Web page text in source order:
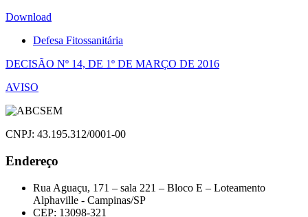
Download
Defesa Fitossanitária
Navegação
de
Post
DECISÃO Nº 14, DE 1º DE MARÇO DE 2016
AVISO
CNPJ: 43.195.312/0001-00
Endereço
Rua Aguaçu, 171 – sala 221 – Bloco E – Loteamento
Alphaville - Campinas/SP
CEP: 13098-321